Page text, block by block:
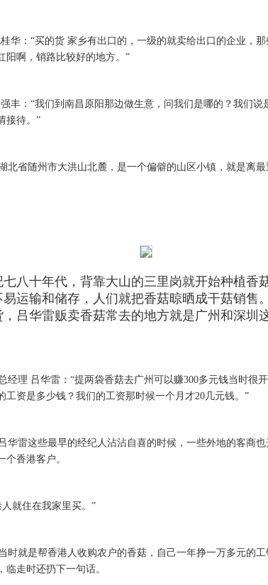
华：“买的货 家乡有出口的，一级的就卖给出口的企业，那
阳啊，销路比较好的地方。”
丰：“我们到南昌原阳那边做生意，问我们是哪的？我们说
接待。”
省随州市大洪山北麓，是一个偏僻的山区小镇，就是离
八十年代，背靠大山的三里岗就开始种植香
运输和储存，人们就把香菇晾晒成干菇销售
吕华雷贩卖香菇常去的地方就是广州和深圳
理 吕华雷：“提两袋香菇去广州可以赚300多元钱当时很
工资是多少钱？我们的工资那时候一个月才20几元钱。”
雷这些最早的经纪人沾沾自喜的时候，一些外地的客商也
个香港客户。
就住在我家里买。”
就是帮香港人收购农户的香菇，自己一年挣一万多元的
临走时还扔下一句话。